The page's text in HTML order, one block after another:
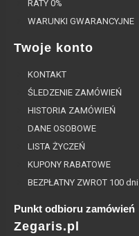
RATY 0%
WARUNKI GWARANCYJNE
Twoje konto
KONTAKT
ŚLEDZENIE ZAMÓWIEŃ
HISTORIA ZAMÓWIEŃ
DANE OSOBOWE
LISTA ŻYCZEŃ
KUPONY RABATOWE
BEZPŁATNY ZWROT 100 dni
Punkt odbioru zamówień
Zegaris.pl